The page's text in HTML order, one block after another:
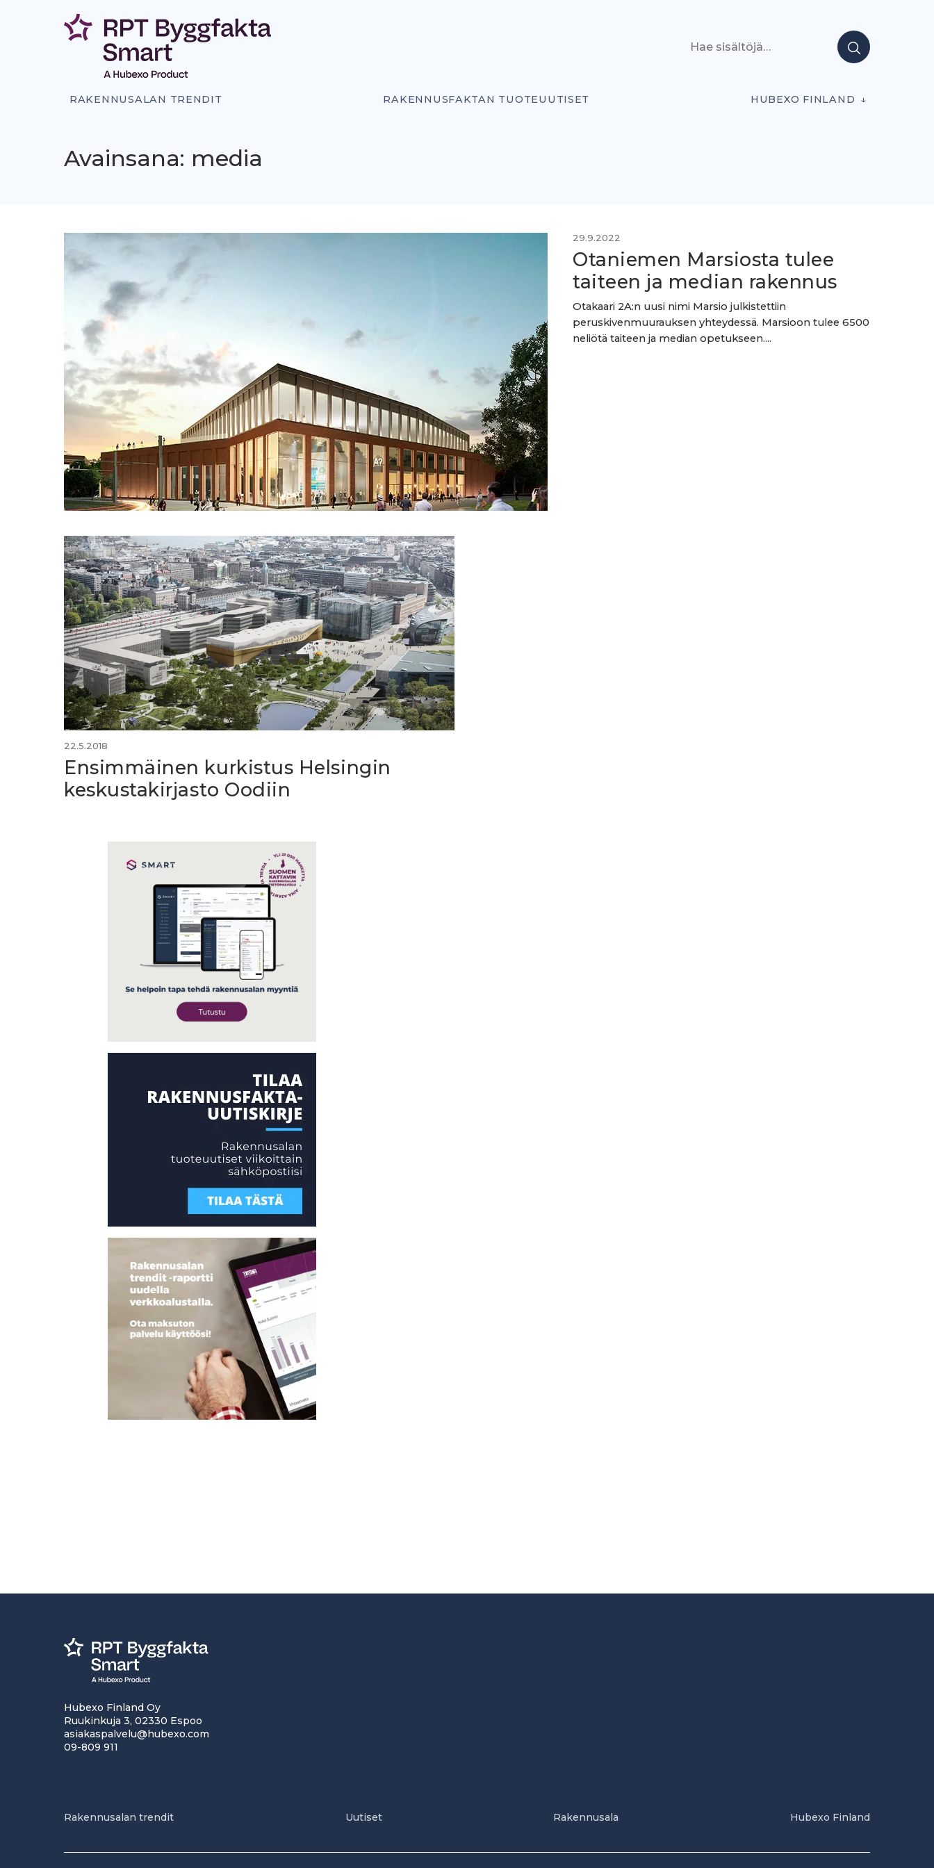
RAKENNUSALAN TRENDIT RAKENNUSFAKTAN TUOTEUUTISET HUBEXO FINLAND
Avainsana: media
29.9.2022
Otaniemen Marsiosta tulee
taiteen ja median rakennus
Otakaari 2A:n uusi nimi Marsio julkistettiin
peruskivenmuurauksen yhteydessä. Marsioon tulee 6500
neliötä taiteen ja median opetukseen....
22.5.2018
Ensimmäinen kurkistus Helsingin
keskustakirjasto Oodiin
Hubexo Finland Oy
Ruukinkuja 3, 02330 Espoo
asiakaspalvelu@hubexo.com
09-809 911
Rakennusalan trendit Uutiset Rakennusala Hubexo Finland